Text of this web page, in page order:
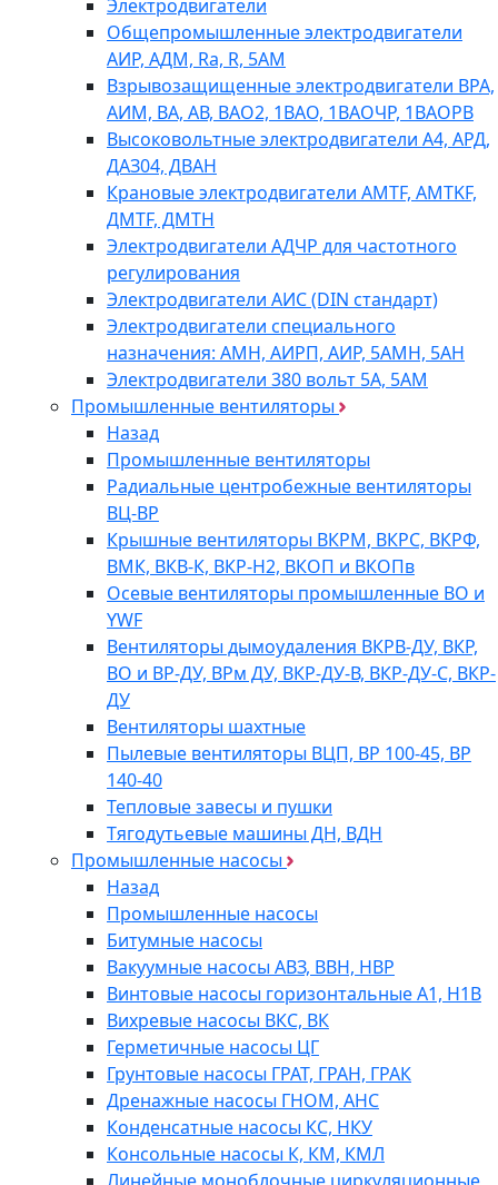
Электродвигатели
Общепромышленные электродвигатели
АИР, АДМ, Ra, R, 5AM
Взрывозащищенные электродвигатели ВРА,
АИМ, ВА, АВ, ВАO2, 1ВАО, 1ВАОЧР, 1ВАОРВ
Высоковольтные электродвигатели A4, АРД,
ДАЗ04, ДВАН
Крановые электродвигатели AMTF, AMTKF,
ДMTF, ДМТН
Электродвигатели АДЧР для частотного
регулирования
Электродвигатели АИС (DIN стандарт)
Электродвигатели специального
назначения: АМН, АИРП, АИР, 5АМН, 5АН
Электродвигатели 380 вольт 5А, 5АМ
Промышленные вентиляторы
Назад
Промышленные вентиляторы
Радиальные центробежные вентиляторы
ВЦ-ВР
Крышные вентиляторы ВКРМ, ВКРС, ВКРФ,
ВМК, ВКВ-К, ВКР-Н2, ВКОП и ВКОПв
Осевые вентиляторы промышленные ВО и
YWF
Вентиляторы дымоудаления ВКРВ-ДУ, ВКР,
ВО и ВР-ДУ, ВРм ДУ, ВКР-ДУ-В, ВКР-ДУ-С, ВКР-
ДУ
Вентиляторы шахтные
Пылевые вентиляторы ВЦП, ВР 100-45, ВР
140-40
Тепловые завесы и пушки
Тягодутьевые машины ДН, ВДН
Промышленные насосы
Назад
Промышленные насосы
Битумные насосы
Вакуумные насосы АВЗ, ВВН, НВР
Винтовые насосы горизонтальные А1, Н1В
Вихревые насосы ВКС, ВК
Герметичные насосы ЦГ
Грунтовые насосы ГРАТ, ГРАН, ГРАК
Дренажные насосы ГНОМ, АНС
Конденсатные насосы КС, НКУ
Консольные насосы К, КМ, КМЛ